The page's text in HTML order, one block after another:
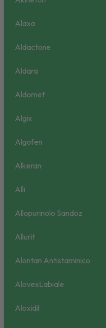
Alaxa
Aldactone
Aldara
Aldomet
Algix
Algofen
Alkeran
Alli
Allopurinolo Sandoz
Allurit
Alontan Antistaminico
AlovexLabiale
Aloxidil